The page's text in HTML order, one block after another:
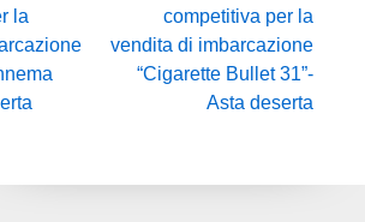
la
competitiva per la
vendita di imbarcazione
“Cigarette Bullet 31”-
Asta deserta